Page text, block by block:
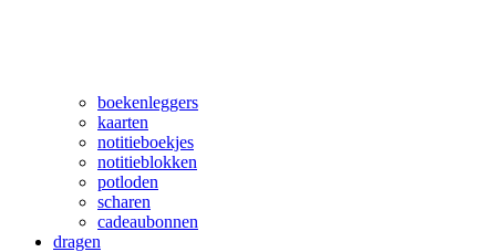
boekenleggers
kaarten
notitieboekjes
notitieblokken
potloden
scharen
cadeaubonnen
dragen